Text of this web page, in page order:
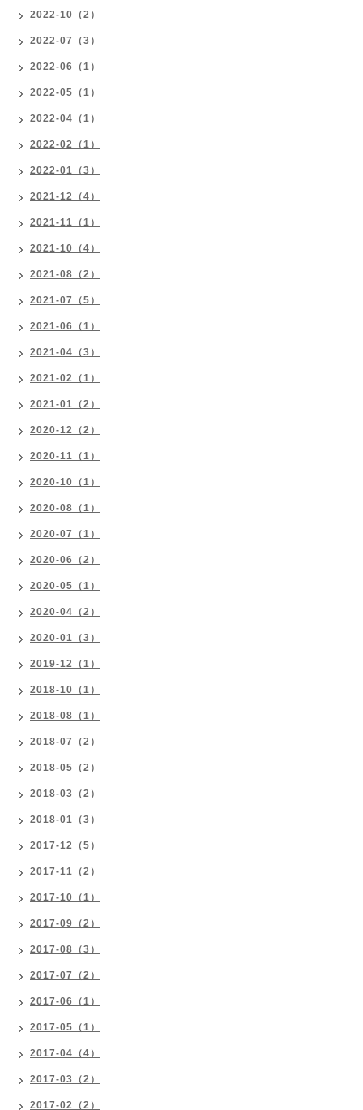
2022-10（2）
2022-07（3）
2022-06（1）
2022-05（1）
2022-04（1）
2022-02（1）
2022-01（3）
2021-12（4）
2021-11（1）
2021-10（4）
2021-08（2）
2021-07（5）
2021-06（1）
2021-04（3）
2021-02（1）
2021-01（2）
2020-12（2）
2020-11（1）
2020-10（1）
2020-08（1）
2020-07（1）
2020-06（2）
2020-05（1）
2020-04（2）
2020-01（3）
2019-12（1）
2018-10（1）
2018-08（1）
2018-07（2）
2018-05（2）
2018-03（2）
2018-01（3）
2017-12（5）
2017-11（2）
2017-10（1）
2017-09（2）
2017-08（3）
2017-07（2）
2017-06（1）
2017-05（1）
2017-04（4）
2017-03（2）
2017-02（2）